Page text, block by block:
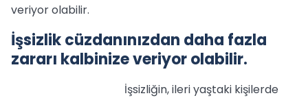
veriyor olabilir.
İşsizlik cüzdanınızdan daha fazla
zararı kalbinize veriyor olabilir.
İşsizliğin, ileri yaştaki kişilerde